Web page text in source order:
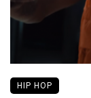
HIP HOP